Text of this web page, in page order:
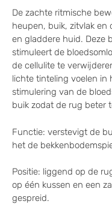
De zachte ritmische
heupen, buik, zitvlak en
en gladdere huid. Deze
stimuleert de
de cellulite te
lichte tinteling voelen in
stimulering van de
buik zodat de rug beter
Functie: verstevigt de
het de
Positie: liggend op de
op één kussen en een
gespreid.